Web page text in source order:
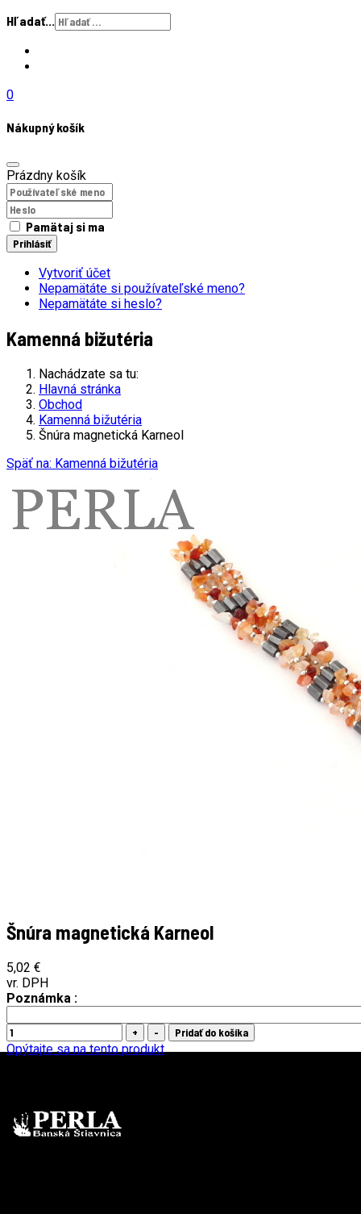
Hľadať...
0
Nákupný košík
Prázdny košík
Pamätaj si ma
Prihlásiť
Vytvoriť účet
Nepamätáte si používateľské meno?
Nepamätáte si heslo?
Kamenná bižutéria
Nachádzate sa tu:
Hlavná stránka
Obchod
Kamenná bižutéria
Šnúra magnetická Karneol
Späť na: Kamenná bižutéria
Šnúra magnetická Karneol
5,02 €
vr. DPH
Poznámka :
Opýtajte sa na tento produkt
magnetické hematitové koráliky v tvare valčekov. Univerzálne
použitie, ako náhrdelník, aj ako náramok. Zapínanie na princípe
magnetickej príťažlivosti hematitových korálikov.